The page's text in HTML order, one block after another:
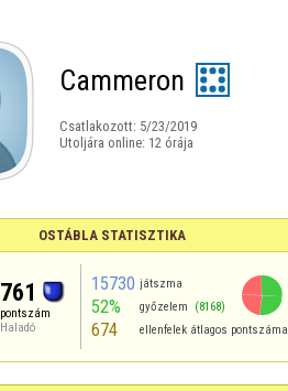
Cammeron
Csatlakozott: 5/23/2019
Utoljára online: 12 órája
OSTÁBLA STATISZTIKA
761
pontszám
Haladó
15730 játszma
52% győzelem (8168)
674 ellenfelek átlagos pontszáma